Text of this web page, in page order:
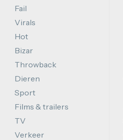
Fail
Virals
Hot
Bizar
Throwback
Dieren
Sport
Films & trailers
TV
Verkeer